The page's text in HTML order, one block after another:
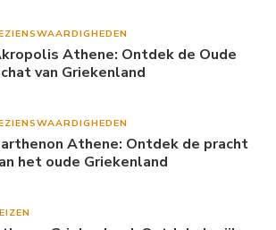
Athene: Ontdek de Oude
van Griekenland
Athene: Ontdek de pracht
het oude Griekenland